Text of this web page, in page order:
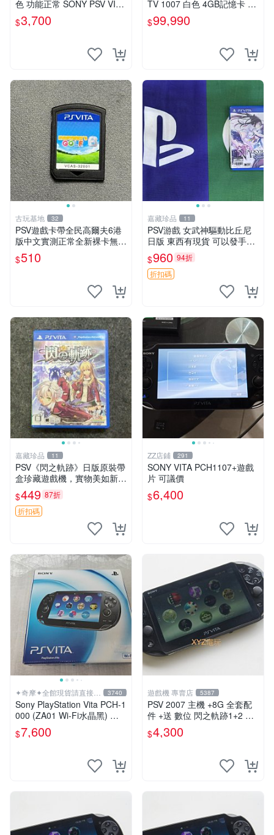
色 功能正常 SONY PSV VITA
主機 2000~3000型 二手功能
正常 賣3千5~4千也可用各式
$3,700
TV 1007 白色 4GB記憶卡 PS
3手把(白) 書盒完整 【台中恐
龍電玩】
$99,990
古玩基地 32
PSV遊戲卡帶全民高爾夫6港
版中文實測正常全新裸卡無保
售不退換單次購兩張以上再享
優惠 全民高爾夫6 PSV 港版
$510
嘉藏珍品 11
PSV游戲 女武神驅動比丘尼
日版 東西有現貨 可以發手物
品 無質量問題售不退不換
$960 94折
折扣碼
嘉藏珍品 11
PSV《閃之軌跡》日版原裝帶
盒珍藏遊戲機，實物美如新，
嚴選推薦 閃之軌跡 日版 PSV
原裝帶盒
$449 87折
折扣碼
ZZ店鋪 291
SONY VITA PCH1107+遊戲
片 可議價
$6,400
✦奇摩✦全館現貨請直接下
標
3740
Sony PlayStation Vita PCH-1
000 (ZA01 Wi-Fi水晶黑) 掌
上遊戲機 5英吋多點觸控螢幕
$7,600
遊戲機 專賣店 5387
PSV 2007 主機 +8G 全套配
件 +送 數位 閃之軌跡1+2 保
修一年 品質有保障
$4,300